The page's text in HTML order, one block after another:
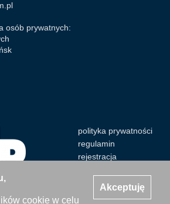
Akceptuję
cookie w celu
osób prywatnych:
polityka prywatności
regulamin
rejestracja